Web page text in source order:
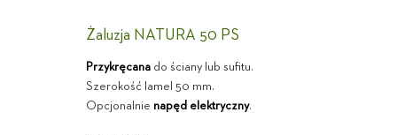
Żaluzja NATURA 50 PS
Przykręcanado ściany lub sufitu.
Szerokość lamel 50 mm.
Opcjonalnie napęd elektryczny.